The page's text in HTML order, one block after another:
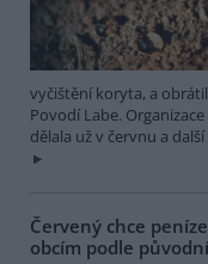
vyčištění koryta, a
Povodí Labe.
dělala už v červnu a
Červený chce
obcím podle